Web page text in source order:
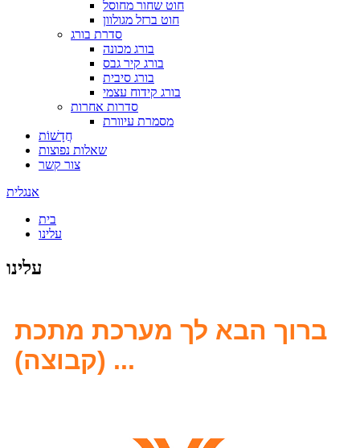
חוט שחור מחוסל
חוט ברזל מגולוון
סדרת בורג
בורג מכונה
בורג קיר גבס
בורג סיבית
בורג קידוח עצמי
סדרות אחרות
מסמרת עיוורת
חֲדָשׁוֹת
שאלות נפוצות
צור קשר
אנגלית
בית
עלינו
עלינו
ברוך הבא לך מערכת מתכת
(קבוצה) ...